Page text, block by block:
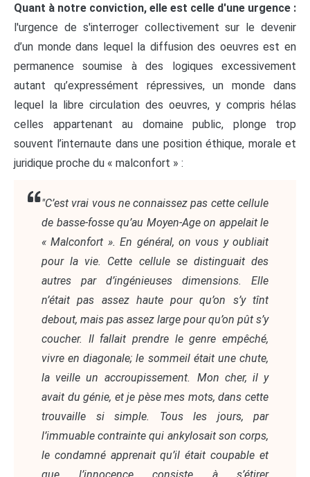
Quant à notre conviction, elle est celle d'une urgence :
l'urgence de s'interroger collectivement sur le devenir
d’un monde dans lequel la diffusion des oeuvres est en
permanence soumise à des logiques excessivement
autant qu’expressément répressives, un monde dans
lequel la libre circulation des oeuvres, y compris hélas
celles appartenant au domaine public, plonge trop
souvent l’internaute dans une position éthique, morale et
juridique proche du « malconfort » :
"C’est vrai vous ne connaissez pas cette cellule
de basse-fosse qu’au Moyen-Age on appelait le
« Malconfort ». En général, on vous y oubliait
pour la vie. Cette cellule se distinguait des
autres par d’ingénieuses dimensions. Elle
n’était pas assez haute pour qu’on s’y tînt
debout, mais pas assez large pour qu’on pût s’y
coucher. Il fallait prendre le genre empêché,
vivre en diagonale; le sommeil était une chute,
la veille un accroupissement. Mon cher, il y
avait du génie, et je pèse mes mots, dans cette
trouvaille si simple. Tous les jours, par
l’immuable contrainte qui ankylosait son corps,
le condamné apprenait qu’il était coupable et